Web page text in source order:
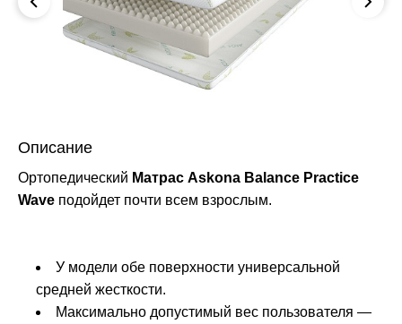
Описание
Ортопедический Матрас Askona Balance Practice
Wave подойдет почти всем взрослым.
У модели обе поверхности универсальной
средней жесткости.
Максимально допустимый вес пользователя —